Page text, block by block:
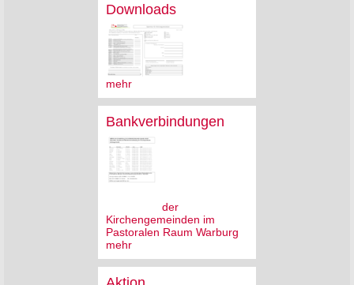
Downloads
mehr
Bankverbindungen
der
Kirchengemeinden im
Pastoralen Raum Warburg
mehr